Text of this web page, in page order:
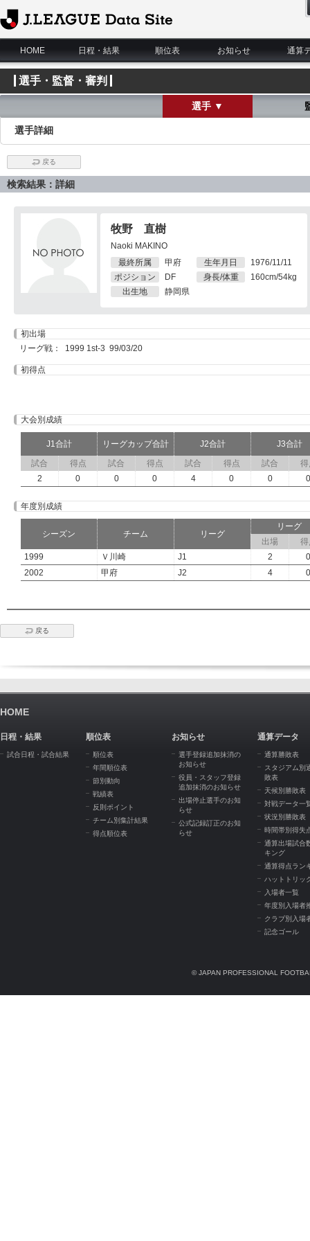
J.League Data Site
HOME
日程・結果 順位表 お知らせ 通算
選手・監督・審判
選手 ▼
選手詳細
戻る
検索結果：詳細
牧野 直樹
Naoki MAKINO
最終所属
甲府
ポジション
DF
出生地
静岡県
生年月日
1976/11/11
身長/体重
160cm/54kg
初出場
リーグ戦： 1999 1st-3 99/03/20
初得点
大会別成績
J1合計 リーグカップ合計 J2合計
J3合計
試合
得点 試合 得点 試合 得点 試合
得
2
0 0 0 4 0 0 0
年度別成績
シーズン チーム リーグ
リーグ
出場
得
1999
Ｖ川崎 J1 2
0
2002
甲府 J2 4 0
戻る
HOME
日程・結果
試合日程・試合結果
順位表
順位表
年間順位表
節別動向
戦績表
反則ポイント
チーム別集計結果
得点順位表
お知らせ
選手登録追加抹消の
お知らせ
役員・スタッフ登録
追加抹消のお知らせ
出場停止選手のお知
らせ
公式記録訂正のお知
らせ
通算データ
通算勝敗表
スタジアム別
敗表
天候別勝敗表
対戦データ一
状況別勝敗表
時間帯別得失
通算出場試合
キング
通算得点ラン
ハットトリッ
入場者一覧
年度別入場者
クラブ別入場
記念ゴール
© JAPAN PROFESSIONAL